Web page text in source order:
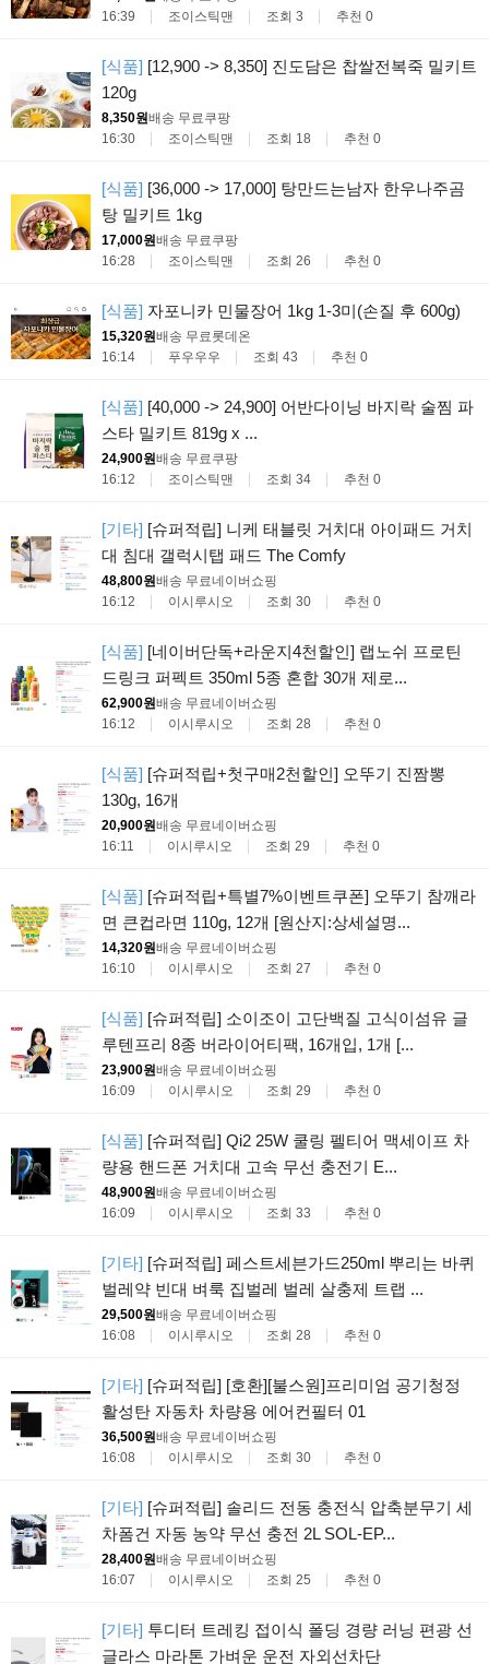
16:39
조이스틱맨 조회 3 추천 0
[식품] [12,900 -> 8,350] 진도담은 찹쌀전복죽 밀키트
120g
8,350원배송 무료쿠팡
16:30
조이스틱맨 조회 18 추천 0
[식품] [36,000 -> 17,000] 탕만드는남자 한우나주곰
탕 밀키트 1kg
17,000원배송 무료쿠팡
16:28
조이스틱맨 조회 26 추천 0
[식품] 자포니카 민물장어 1kg 1-3미(손질 후 600g)
15,320원배송 무료롯데온
16:14
푸우우우 조회 43 추천 0
[식품] [40,000 -> 24,900] 어반다이닝 바지락 술찜 파
스타 밀키트 819g x ...
24,900원배송 무료쿠팡
16:12
조이스틱맨 조회 34 추천 0
[기타] [슈퍼적립] 니케 태블릿 거치대 아이패드 거치
대 침대 갤럭시탭 패드 The Comfy
48,800원배송 무료네이버쇼핑
16:12
이시루시오 조회 30 추천 0
[식품] [네이버단독+라운지4천할인] 랩노쉬 프로틴
드링크 퍼펙트 350ml 5종 혼합 30개 제로...
62,900원배송 무료네이버쇼핑
16:12
이시루시오 조회 28 추천 0
[식품] [슈퍼적립+첫구매2천할인] 오뚜기 진짬뽕
130g, 16개
20,900원배송 무료네이버쇼핑
16:11
이시루시오 조회 29 추천 0
[식품] [슈퍼적립+특별7%이벤트쿠폰] 오뚜기 참깨라
면 큰컵라면 110g, 12개 [원산지:상세설명...
14,320원배송 무료네이버쇼핑
16:10
이시루시오 조회 27 추천 0
[식품] [슈퍼적립] 소이조이 고단백질 고식이섬유 글
루텐프리 8종 버라이어티팩, 16개입, 1개 [...
23,900원배송 무료네이버쇼핑
16:09
이시루시오 조회 29 추천 0
[식품] [슈퍼적립] Qi2 25W 쿨링 펠티어 맥세이프 차
량용 핸드폰 거치대 고속 무선 충전기 E...
48,900원배송 무료네이버쇼핑
16:09
이시루시오 조회 33 추천 0
[기타] [슈퍼적립] 페스트세븐가드250ml 뿌리는 바퀴
벌레약 빈대 벼룩 집벌레 벌레 살충제 트랩 ...
29,500원배송 무료네이버쇼핑
16:08
이시루시오 조회 28 추천 0
[기타] [슈퍼적립] [호환][불스원]프리미엄 공기청정
활성탄 자동차 차량용 에어컨필터 01
36,500원배송 무료네이버쇼핑
16:08
이시루시오 조회 30 추천 0
[기타] [슈퍼적립] 솔리드 전동 충전식 압축분무기 세
차폼건 자동 농약 무선 충전 2L SOL-EP...
28,400원배송 무료네이버쇼핑
16:07
이시루시오 조회 25 추천 0
[기타] 투디터 트레킹 접이식 폴딩 경량 러닝 편광 선
글라스 마라톤 가벼운 운전 자외선차단